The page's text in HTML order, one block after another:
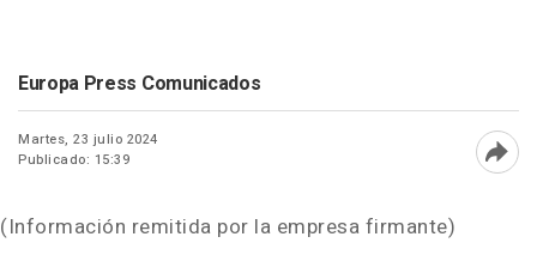
Europa Press Comunicados
Martes, 23 julio 2024
Publicado: 15:39
(Información remitida por la empresa firmante)